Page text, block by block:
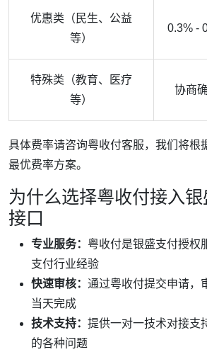
优惠类（民生、公益
等）
0.3% -
特殊类（教育、医疗
等）
协商
具体费率请咨询粤收付客服，我们将根
最优费率方案。
为什么选择粤收付接入
接口
专业服务： 粤收付是银盛支付授权
支付行业经验
快速审核： 通过粤收付提交申请，
当天完成
技术支持： 提供一对一技术对接支
的各种问题